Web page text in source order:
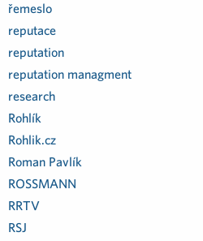
řemeslo
reputace
reputation
reputation managment
research
Rohlík
Rohlik.cz
Roman Pavlík
ROSSMANN
RRTV
RSJ